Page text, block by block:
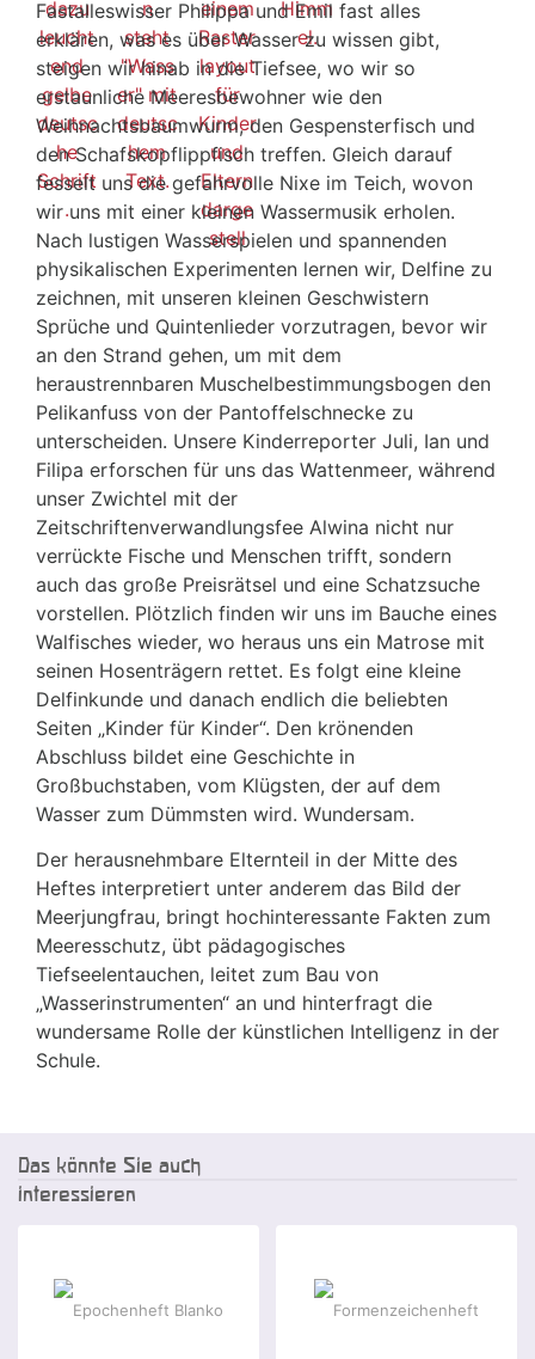
Fastalleswisser Philippa und Emil fast alles
erklären, was es über Wasser zu wissen gibt,
steigen wir hinab in die Tiefsee, wo wir so
erstaunliche Meeresbewohner wie den
Weihnachtsbaumwurm, den Gespensterfisch und
den Schafskopflippfisch treffen. Gleich darauf
fesselt uns die gefahrvolle Nixe im Teich, wovon
wir uns mit einer kleinen Wassermusik erholen.
Nach lustigen Wasserspielen und spannenden
physikalischen Experimenten lernen wir, Delfine zu
zeichnen, mit unseren kleinen Geschwistern
Sprüche und Quintenlieder vorzutragen, bevor wir
an den Strand gehen, um mit dem
heraustrennbaren Muschelbestimmungsbogen den
Pelikanfuss von der Pantoffelschnecke zu
unterscheiden. Unsere Kinderreporter Juli, Ian und
Filipa erforschen für uns das Wattenmeer, während
unser Zwichtel mit der
Zeitschriftenverwandlungsfee Alwina nicht nur
verrückte Fische und Menschen trifft, sondern
auch das große Preisrätsel und eine Schatzsuche
vorstellen. Plötzlich finden wir uns im Bauche eines
Walfisches wieder, wo heraus uns ein Matrose mit
seinen Hosenträgern rettet. Es folgt eine kleine
Delfinkunde und danach endlich die beliebten
Seiten „Kinder für Kinder“. Den krönenden
Abschluss bildet eine Geschichte in
Großbuchstaben, vom Klügsten, der auf dem
Wasser zum Dümmsten wird. Wundersam.
Der herausnehmbare Elternteil in der Mitte des
Heftes interpretiert unter anderem das Bild der
Meerjungfrau, bringt hochinteressante Fakten zum
Meeresschutz, übt pädagogisches
Tiefseelentauchen, leitet zum Bau von
„Wasserinstrumenten“ an und hinterfragt die
wundersame Rolle der künstlichen Intelligenz in der
Schule.
Das könnte Sie auch
interessieren